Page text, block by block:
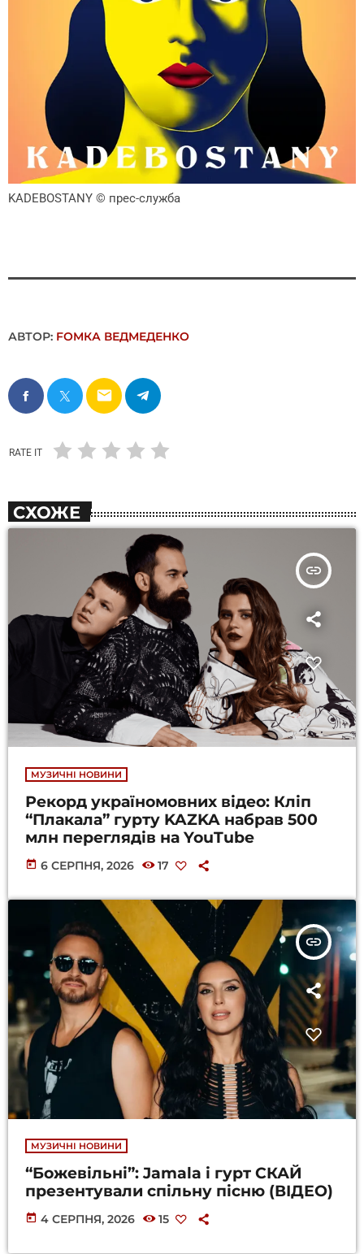
KADEBOSTANY © прес-служба
АВТОР: FОMКА ВЕДМЕДЕНКО
email
RATE IT
СХОЖЕ
insert_link
МУЗИЧНІ НОВИНИ
Рекорд україномовних відео: Кліп
“Плакала” гурту KAZKA набрав 500
млн переглядів на YouTube
today 6 СЕРПНЯ, 2026 17
insert_link
МУЗИЧНІ НОВИНИ
“Божевільні”: Jamala і гурт СКАЙ
презентували спільну пісню (ВІДЕО)
today 4 СЕРПНЯ, 2026 15